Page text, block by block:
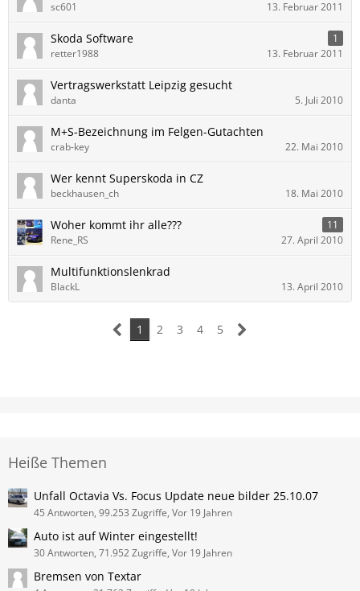
sc601
13. Februar 2011
Skoda Software
1
retter1988
13. Februar 2011
Vertragswerkstatt Leipzig gesucht
danta 5. Juli 2010
M+S-Bezeichnung im Felgen-Gutachten
crab-key 22. Mai 2010
Wer kennt Superskoda in CZ
beckhausen_ch 18. Mai 2010
Woher kommt ihr alle???
11
Rene_RS
27. April 2010
Multifunktionslenkrad
BlackL 13. April 2010
1 2 3 4 5
Heiße Themen
Unfall Octavia Vs. Focus Update neue bilder 25.10.07
45 Antworten, 99.253 Zugriffe, Vor 19 Jahren
Auto ist auf Winter eingestellt!
30 Antworten, 71.952 Zugriffe, Vor 19 Jahren
Bremsen von Textar